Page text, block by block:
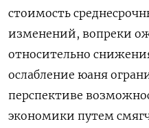
стоимость
изменений, вопреки
относительно
ослабление юаня
перспективе
экономики путем